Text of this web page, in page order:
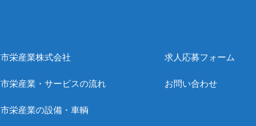
市栄産業株式会社
市栄産業・サービスの流れ
市栄産業の設備・車輌
求人応募フォーム
お問い合わせ